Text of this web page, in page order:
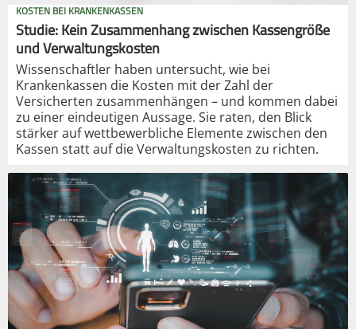
KOSTEN BEI KRANKENKASSEN
Studie: Kein Zusammenhang zwischen Kassengröße
und Verwaltungskosten
Wissenschaftler haben untersucht, wie bei
Krankenkassen die Kosten mit der Zahl der
Versicherten zusammenhängen – und kommen dabei
zu einer eindeutigen Aussage. Sie raten, den Blick
stärker auf wettbewerbliche Elemente zwischen den
Kassen statt auf die Verwaltungskosten zu richten.